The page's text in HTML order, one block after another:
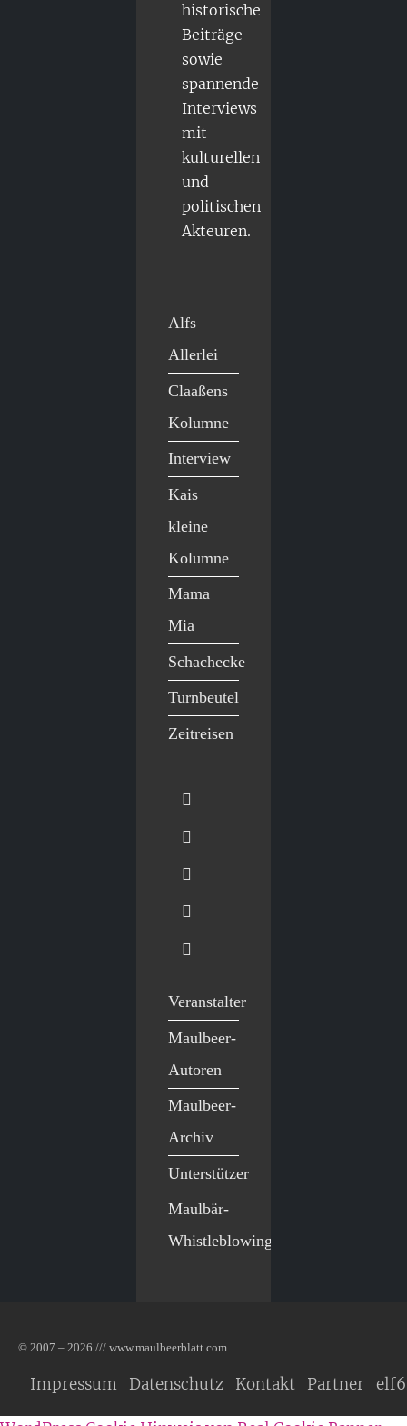
historische
Beiträge
sowie
spannende
Interviews
mit
kulturellen
und
politischen
Akteuren.
Alfs
Allerlei
Claaßens
Kolumne
Interview
Kais
kleine
Kolumne
Mama
Mia
Schachecke
Turnbeutel
Zeitreisen
Veranstalter
Maulbeer-
Autoren
Maulbeer-
Archiv
Unterstützer
Maulbär-
Whistleblowing
© 2007 – 2026 /// www.maulbeerblatt.com
Impressum Datenschutz Kontakt Partner